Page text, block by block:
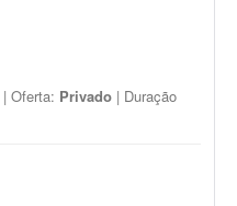
| Oferta: Privado | Duração